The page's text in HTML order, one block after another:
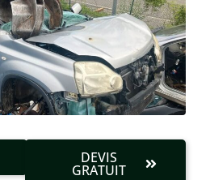
DEVIS
GRATUIT